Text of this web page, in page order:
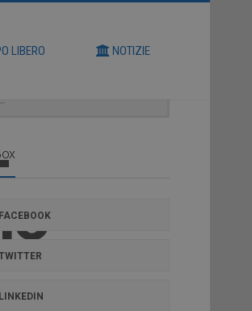
LIBERO NOTIZIE
FACEBOOK
LINKEDIN